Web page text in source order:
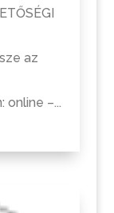
az
online –...